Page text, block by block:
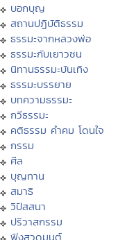
บอกบุญ
สถานปฏิบัติธรรม
ธรรมะจากหลวงพ่อ
ธรรมะกับเยาวชน
นิทานธรรมะบันเทิง
ธรรมะบรรยาย
บทความธรรมะ
กวีธรรมะ
คติธรรม คำคม โดนใจ
กรรม
ศีล
บุญทาน
สมาธิ
วิปัสสนา
ปริวาสกรรม